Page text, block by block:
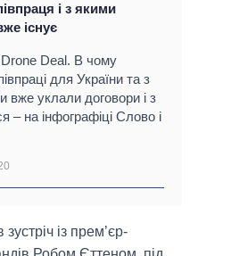
і з якими
існує
Deal. В чому
для України та з
вже уклали договори і з
– на інфографіці Слово і
із прем’єр-